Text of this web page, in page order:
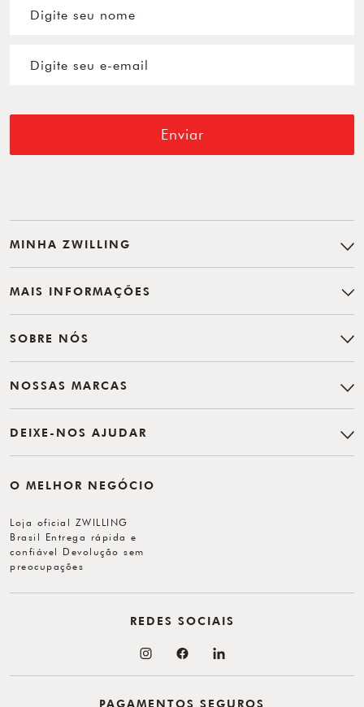
Enviar
MINHA ZWILLING
MAIS INFORMAÇÕES
SOBRE NÓS
NOSSAS MARCAS
DEIXE-NOS AJUDAR
O MELHOR NEGÓCIO
Loja oficial ZWILLING
Brasil Entrega rápida e
confiável Devolução sem
preocupações
PAGAMENTOS SEGUROS
REDES SOCIAIS